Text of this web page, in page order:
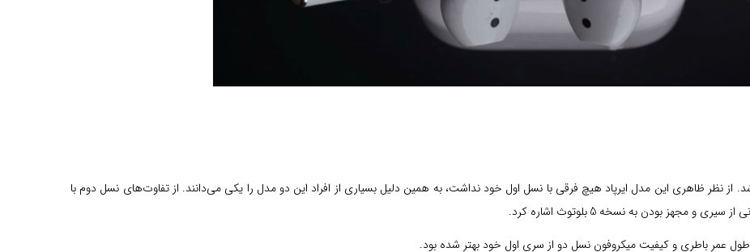
با آی مک جدید عرضه شد. از نظر ظاهری این مدل ایرپاد هیچ فرقی با نسل اول خود نداشت، به همین دلیل بسیاری از افراد این دو مدل را یکی می‌دانند. از تفاوت‌های نسل دوم با